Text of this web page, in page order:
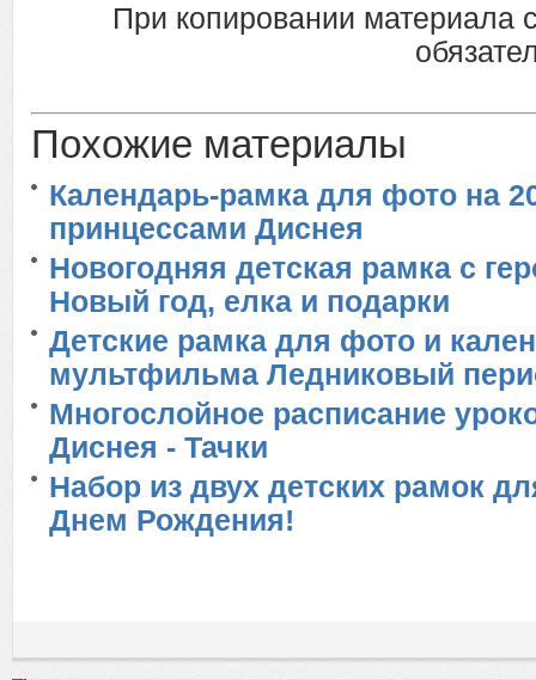
При копировании материала
Похожие материалы
Календарь-рамка для фото на
принцессами Диснея
Новогодняя детская рамка с
Новый год, елка и подарки
Детские рамка для фото и
мультфильма Ледниковый
Многослойное расписание
Диснея - Тачки
Набор из двух детских рамок
Днем Рождения!